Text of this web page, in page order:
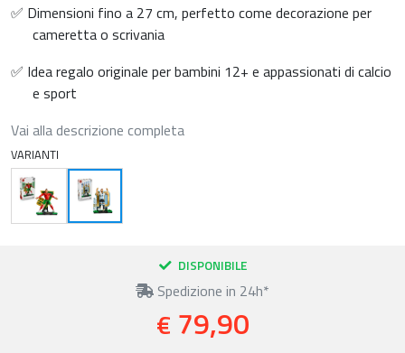
✅ Dimensioni fino a 27 cm, perfetto come decorazione per
cameretta o scrivania
✅ Idea regalo originale per bambini 12+ e appassionati di calcio
e sport
Vai alla descrizione completa
VARIANTI
DISPONIBILE
Spedizione in 24h*
€ 79,90